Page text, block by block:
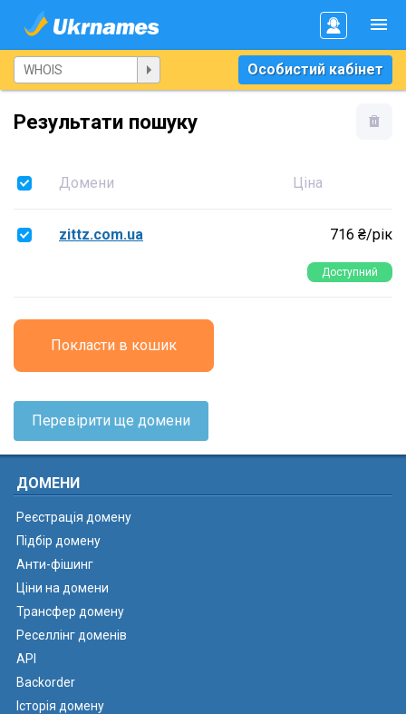
Особистий кабінет
Результати пошуку
Домени Ціна
zittz.com.ua 716 ₴/рік
Доступний
Покласти в кошик
Перевірити ще домени
ДОМЕНИ
Реєстрація домену
Підбір домену
Анти-фішинг
Ціни на домени
Трансфер домену
Реселлінг доменів
API
Backorder
Історія домену